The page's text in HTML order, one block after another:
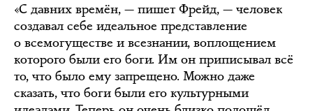
«С давних времён, — пишет Фрейд, — человек
создавал себе идеальное представление
о всемогуществе и всезнании, воплощением
которого были его боги. Им он приписывал всё
то, что было ему запрещено. Можно даже
сказать, что боги были его культурными